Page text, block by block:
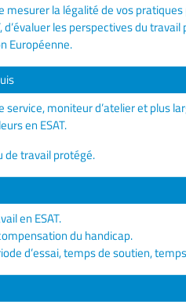
la légalité de vos
les perspectives du
Européenne.
service, moniteur d’atelier et plus
en ESAT.
de travail protégé.
en ESAT.
du handicap.
d’essai, temps de soutien,